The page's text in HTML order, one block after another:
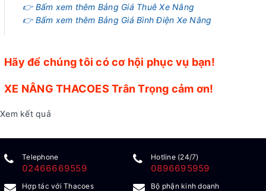
👉 Bấm xem thêm Bảng Giá Thuê Xe Nâng
👉 Bấm xem thêm Bảng Giá Bình Điện Xe Nâng
Hãy để chúng tôi có cơ hội phục vụ bạn!
XE NÂNG THACOES Trân Trọng cảm ơn!
Xem kết quả
Telephone
02466669559
Hotline (24/7)
0896695959
Hợp tác với Thacoes Bộ phận kinh doanh